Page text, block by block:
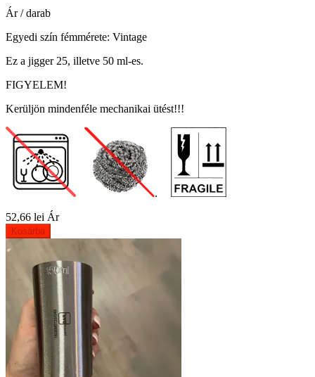
Ár / darab
Egyedi szín fémmérete: Vintage
Ez a jigger 25, illetve 50 ml-es.
FIGYELEM!
Kerüljön mindenféle mechanikai ütést!!!
.
52,66 lei Ár
Kosárba